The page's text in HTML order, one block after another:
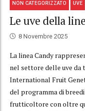
NON CATEGORIZZATO UVE
Le uve della
8 Novembre 2025
La linea Candy
nel settore delle uve da
International Fruit
del programma di
frutticoltore con oltre